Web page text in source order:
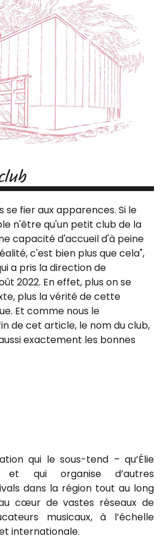
se fier aux apparences. Si le
n'être qu'un petit club de la
capacité d'accueil d'à peine
c'est bien plus que cela",
a pris la direction de
2022. En effet, plus on se
plus la vérité de cette
Et comme nous le
de cet article, le nom du club,
exactement les bonnes
qui le sous-tend – qu’Élie
et qui organise d’autres
dans la région tout au long
cœur de vastes réseaux de
musicaux, à l’échelle
internationale.